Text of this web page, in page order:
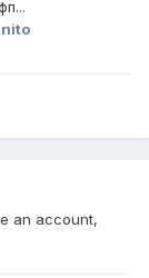
an account,